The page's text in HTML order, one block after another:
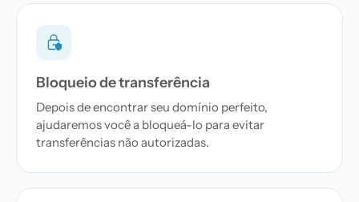
Bloqueio de transferência
Depois de encontrar seu domínio perfeito,
ajudaremos você a bloqueá-lo para evitar
transferências não autorizadas.